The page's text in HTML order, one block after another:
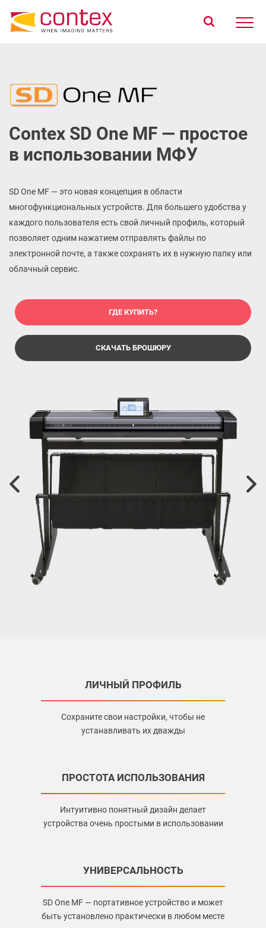
Contex SD One MF — простое
в использовании МФУ
SD One MF — это новая концепция в области
многофункциональных устройств. Для большего удобства у
каждого пользователя есть свой личный профиль, который
позволяет одним нажатием отправлять файлы по
электронной почте, а также сохранять их в нужную папку или
облачный сервис.
ГДЕ КУПИТЬ?
СКАЧАТЬ БРОШЮРУ
ЛИЧНЫЙ ПРОФИЛЬ
Сохраните свои настройки, чтобы не
устанавливать их дважды
ПРОСТОТА ИСПОЛЬЗОВАНИЯ
Интуитивно понятный дизайн делает
устройства очень простыми в использовании
УНИВЕРСАЛЬНОСТЬ
SD One MF — портативное устройство и может
быть установлено практически в любом месте
Поддержка
Где купить